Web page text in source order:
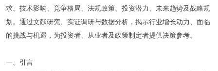
求、技术影响、竞争格局、法规政策、投资潜力、未来趋势及战略规
划。通过文献研究、实证调研与数据分析，揭示行业增长动力、面临
的挑战与机遇，为投资者、从业者及政策制定者提供决策参考。
一、引言